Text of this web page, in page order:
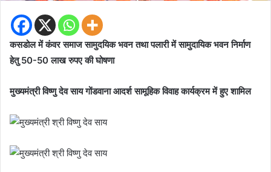
कसडोल में कंवर समाज सामुदयिक भवन तथा पलारी में सामुदायिक भवन निर्माण
हेतु 50-50 लाख रुपए की घोषणा
मुख्यमंत्री विष्णु देव साय गोंडवाना आदर्श सामूहिक विवाह कार्यक्रम में हुए शामिल